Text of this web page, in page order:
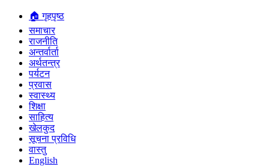
🏠 गृहपृष्ठ
समाचार
राजनीति
अन्तर्वार्ता
अर्थतन्त्र
पर्यटन
प्रवास
स्वास्थ्य
शिक्षा
साहित्य
खेलकुद
सूचना प्रविधि
वास्तु
English